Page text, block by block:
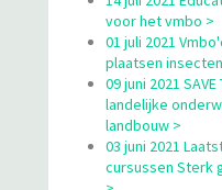
voor het vmbo >
01 juli 2021
plaatsen
09 juni 2021
landelijke
landbouw >
03 juni 2021
cursussen Sterk